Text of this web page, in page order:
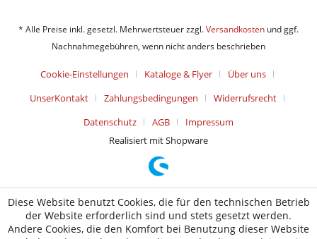
* Alle Preise inkl. gesetzl. Mehrwertsteuer zzgl.Versandkosten und ggf.
Nachnahmegebühren, wenn nicht anders beschrieben
Cookie-Einstellungen Kataloge & Flyer
Über uns
UnserKontakt
Zahlungsbedingungen
Widerrufsrecht
Datenschutz
AGB
Impressum
Realisiert mit Shopware
Diese Website benutzt Cookies, die für den technischen Betrieb
der Website erforderlich sind und stets gesetzt werden.
Andere Cookies, die den Komfort bei Benutzung dieser Website